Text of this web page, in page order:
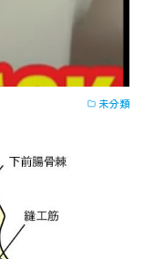
未分類